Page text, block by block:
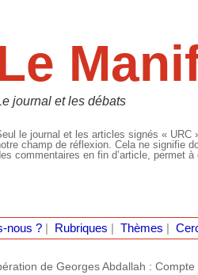
journal et les débats
le journal et les articles signés « URC
champ de réflexion. Cela ne signifie
commentaires en fin d’article, permet
nous ?| Rubriques Thèmes
de Georges Abdallah :